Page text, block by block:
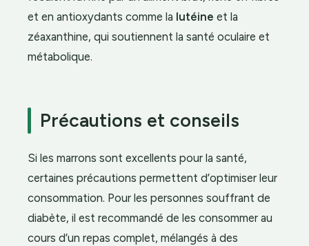
et en antioxydants comme la lutéine et la
zéaxanthine, qui soutiennent la santé oculaire et
métabolique.
Précautions et conseils
Si les marrons sont excellents pour la santé,
certaines précautions permettent d’optimiser leur
consommation. Pour les personnes souffrant de
diabète, il est recommandé de les consommer au
cours d’un repas complet, mélangés à des